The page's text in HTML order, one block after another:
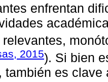
enfrentan
2015). Si bien
también es